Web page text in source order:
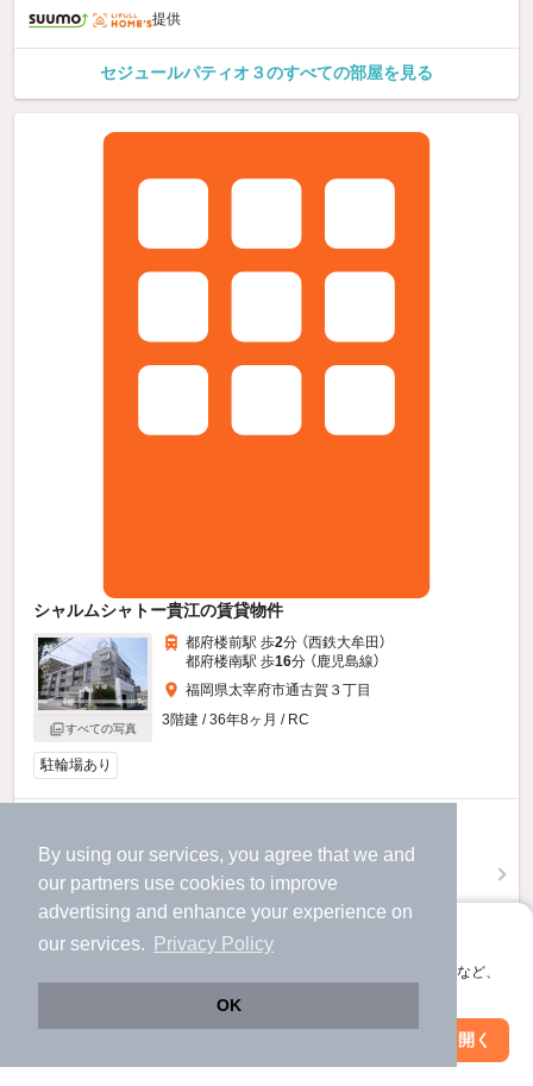
By using our services, you agree that we and
our partners use cookies to improve
advertising and enhance your experience on
our services.
Privacy Policy
OK
アプリに切り替えて、サクサクお部屋探し
会員登録なしですぐ使える。マップ検索やお気に入り保存など、
アプリを開く
提供
セジュールパティオ３のすべての部屋を見る
シャルムシャトー貴江の賃貸物件
すべての写真
都府楼前駅 歩2分 （西鉄大牟田）
都府楼南駅 歩16分 （鹿児島線）
福岡県太宰府市通古賀３丁目
3階建 / 36年8ヶ月 / RC
駐輪場あり
（管理費2,000円）
敷 不要 礼 2.0ヶ月
2階 / 3DK / 58.3㎡
絞り込み条件を変更